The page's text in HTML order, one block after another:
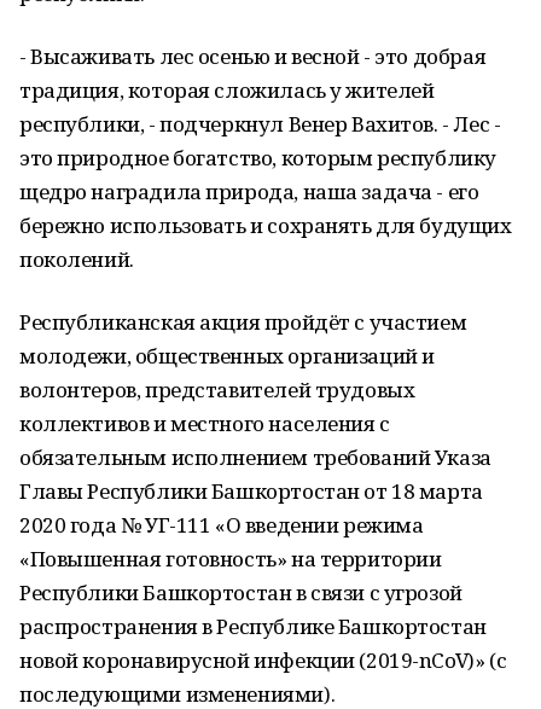
- Высаживать лес осенью и весной - это добрая
традиция, которая сложилась у жителей
республики, - подчеркнул Венер Вахитов. - Лес -
это природное богатство, которым республику
щедро наградила природа, наша задача - его
бережно использовать и сохранять для будущих
поколений.
Республиканская акция пройдёт с участием
молодежи, общественных организаций и
волонтеров, представителей трудовых
коллективов и местного населения с
обязательным исполнением требований Указа
Главы Республики Башкортостан от 18 марта
2020 года № УГ-111 «О введении режима
«Повышенная готовность» на территории
Республики Башкортостан в связи с угрозой
распространения в Республике Башкортостан
новой коронавирусной инфекции (2019-nCoV)» (с
последующими изменениями).